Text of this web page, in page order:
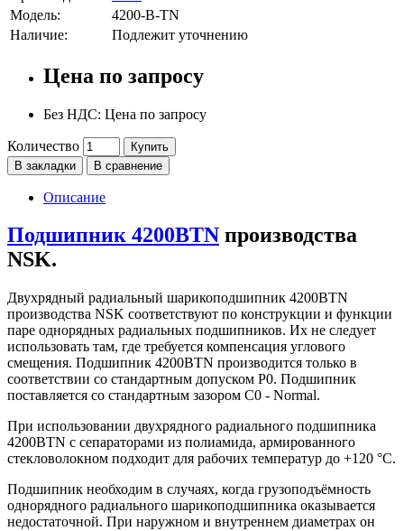
Модель:
4200-B-TN
Наличие:
Подлежит уточнению
Цена по запросу
Без НДС: Цена по запросу
Количество
Купить
В закладки
В сравнение
Описание
Подшипник 4200BTN производства
NSK.
Двухрядный радиальный шарикоподшипник 4200BTN
производства NSK соответствуют по конструкции и функции
паре однорядных радиальных подшипников. Их не следует
использовать там, где требуется компенсация углового
смещения. Подшипник 4200BTN производится только в
соответствии со стандартным допуском P0. Подшипник
поставляется со стандартным зазором C0 - Normal.
При использовании двухрядного радиального подшипника
4200BTN с сепараторами из полиамида, армированного
стекловолокном подходит для рабочих температур до +120 °C.
Подшипник необходим в случаях, когда грузоподъёмность
однорядного радиального шарикоподшипника оказывается
недостаточной. При наружном и внутреннем диаметрах он